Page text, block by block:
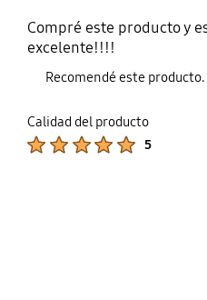
Compré este producto y
excelente!!!!
Recomendé este producto.
Calidad del producto
5